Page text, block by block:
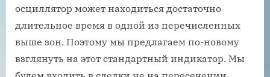
осциллятор может находиться достаточно
длительное время в одной из перечисленных
выше зон. Поэтому мы предлагаем по-новому
взглянуть на этот стандартный индикатор. Мы